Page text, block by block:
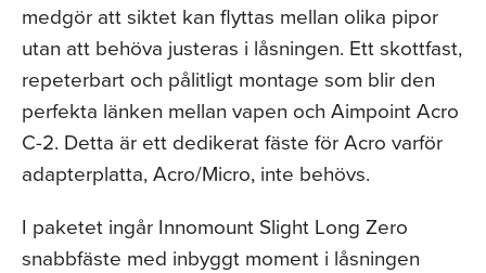
medgör att siktet kan flyttas mellan olika pipor
utan att behöva justeras i låsningen. Ett skottfast,
repeterbart och pålitligt montage som blir den
perfekta länken mellan vapen och Aimpoint Acro
C-2. Detta är ett dedikerat fäste för Acro varför
adapterplatta, Acro/Micro, inte behövs.
I paketet ingår Innomount Slight Long Zero
snabbfäste med inbyggt moment i låsningen